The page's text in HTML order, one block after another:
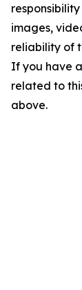
images,
reliability of
If you have
related to
above.